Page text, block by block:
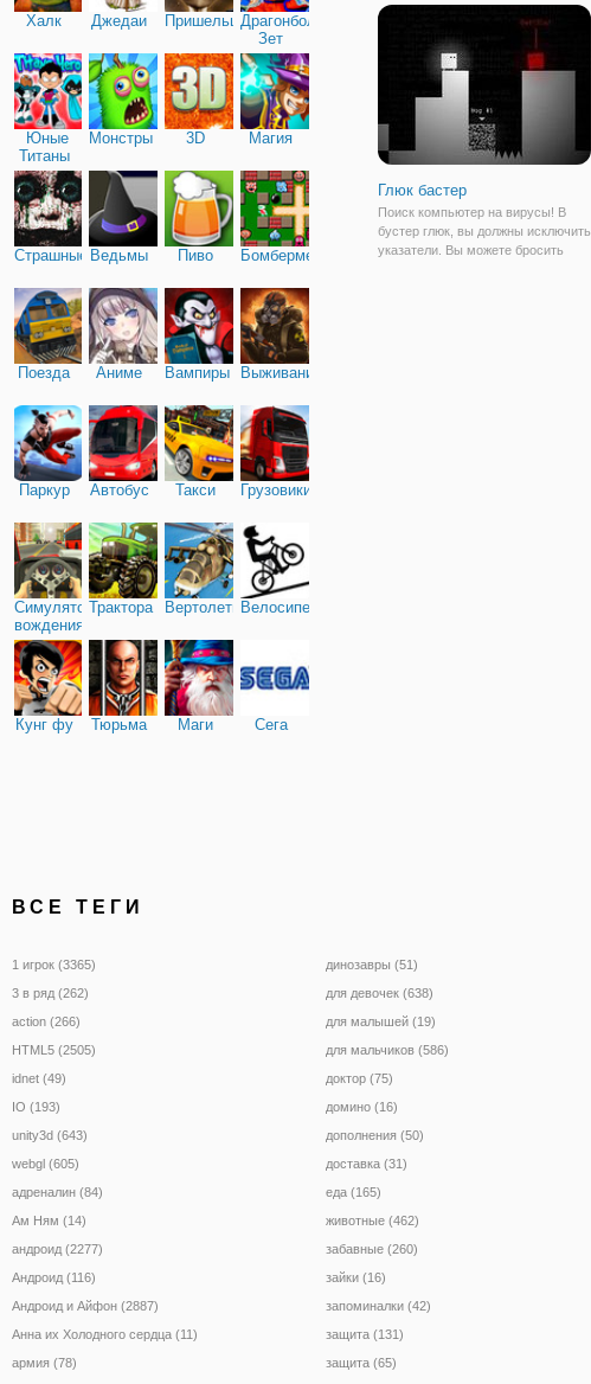
Халк Джедаи ПришельцыДрагонболл
Зет
Юные
Титаны
Монстры 3D Магия
Страшные Ведьмы Пиво Бомбермен
Поезда Аниме Вампиры Выживание
Паркур Автобус Такси Грузовики
Симулятор
вождения
Трактора ВертолетыВелосипед
Кунг фу Тюрьма Маги Сега
покататься на безлюдной трассе,
город открыл для вас свои двери.
Глюк бастер
Поиск компьютер на вирусы! В
бустер глюк, вы должны исключить
указатели. Вы можете бросить
ВСЕ ТЕГИ
1 игрок (3365)
3 в ряд (262)
action (266)
HTML5 (2505)
idnet (49)
IO (193)
unity3d (643)
webgl (605)
адреналин (84)
Ам Ням (14)
андроид (2277)
Андроид (116)
Андроид и Айфон (2887)
Анна их Холодного сердца (11)
армия (78)
динозавры (51)
для девочек (638)
для малышей (19)
для мальчиков (586)
доктор (75)
домино (16)
дополнения (50)
доставка (31)
еда (165)
животные (462)
забавные (260)
зайки (16)
запоминалки (42)
защита (131)
защита (65)